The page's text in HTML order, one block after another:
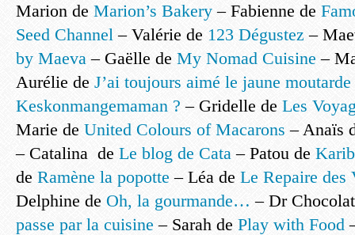
Marion de Marion’s Bakery – Fabienne de
Seed Channel – Valérie de 123 Dégustez –
by Maeva – Gaëlle de My Nomad Cuisine –
Aurélie de J’ai toujours aimé le jaune moutarde
Keskonmangemaman ? – Gridelle de Les
Marie de United Colours of Macarons – Anaïs
– Catalina de Le blog de Cata – Patou de
de Ramène la popotte – Léa de Le Repaire des
Delphine de Oh, la gourmande… – Dr
passe par la cuisine – Sarah de Play with Food